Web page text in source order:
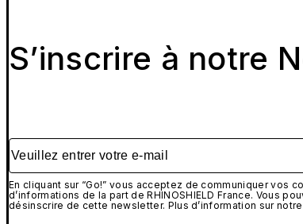
S’inscrire à notre
Veuillez entrer votre e-mail
En cliquant sur “Go!” vous acceptez de communiquer vos
d’informations de la part de RHINOSHIELD France. Vous
désinscrire de cette newsletter. Plus d’information sur notre